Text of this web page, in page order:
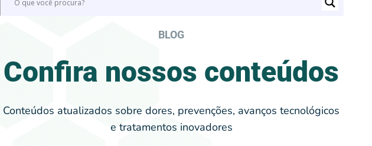
BLOG
Confira nossos conteúdos
Conteúdos atualizados sobre dores, prevenções, avanços tecnológicos
e tratamentos inovadores